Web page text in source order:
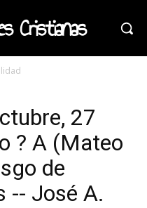
Cristianas
27
? A (Mateo
de
-- José A.